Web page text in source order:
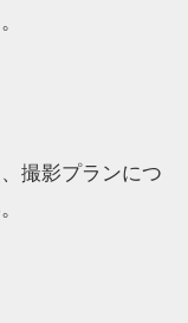
撮影プランにつ